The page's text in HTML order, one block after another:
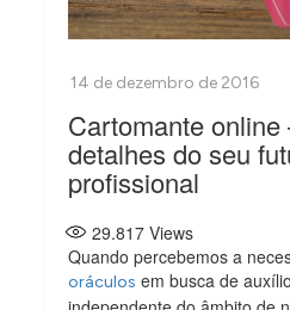
Cartomante
detalhes do seu
profissional
29.817 Views
Quando percebemos a
oráculos em busca de